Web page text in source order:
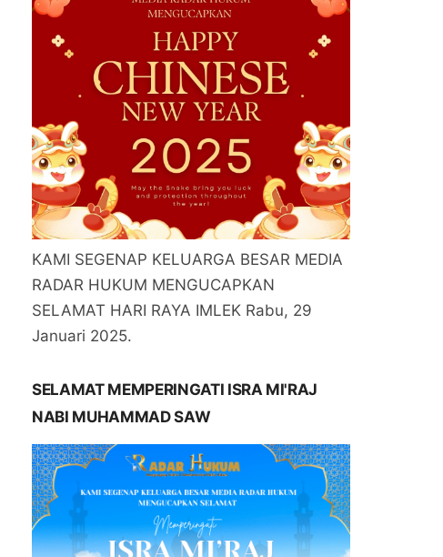
KAMI SEGENAP KELUARGA BESAR MEDIA
RADAR HUKUM MENGUCAPKAN
SELAMAT HARI RAYA IMLEK Rabu, 29
Januari 2025.
SELAMAT MEMPERINGATI ISRA MI'RAJ
NABI MUHAMMAD SAW